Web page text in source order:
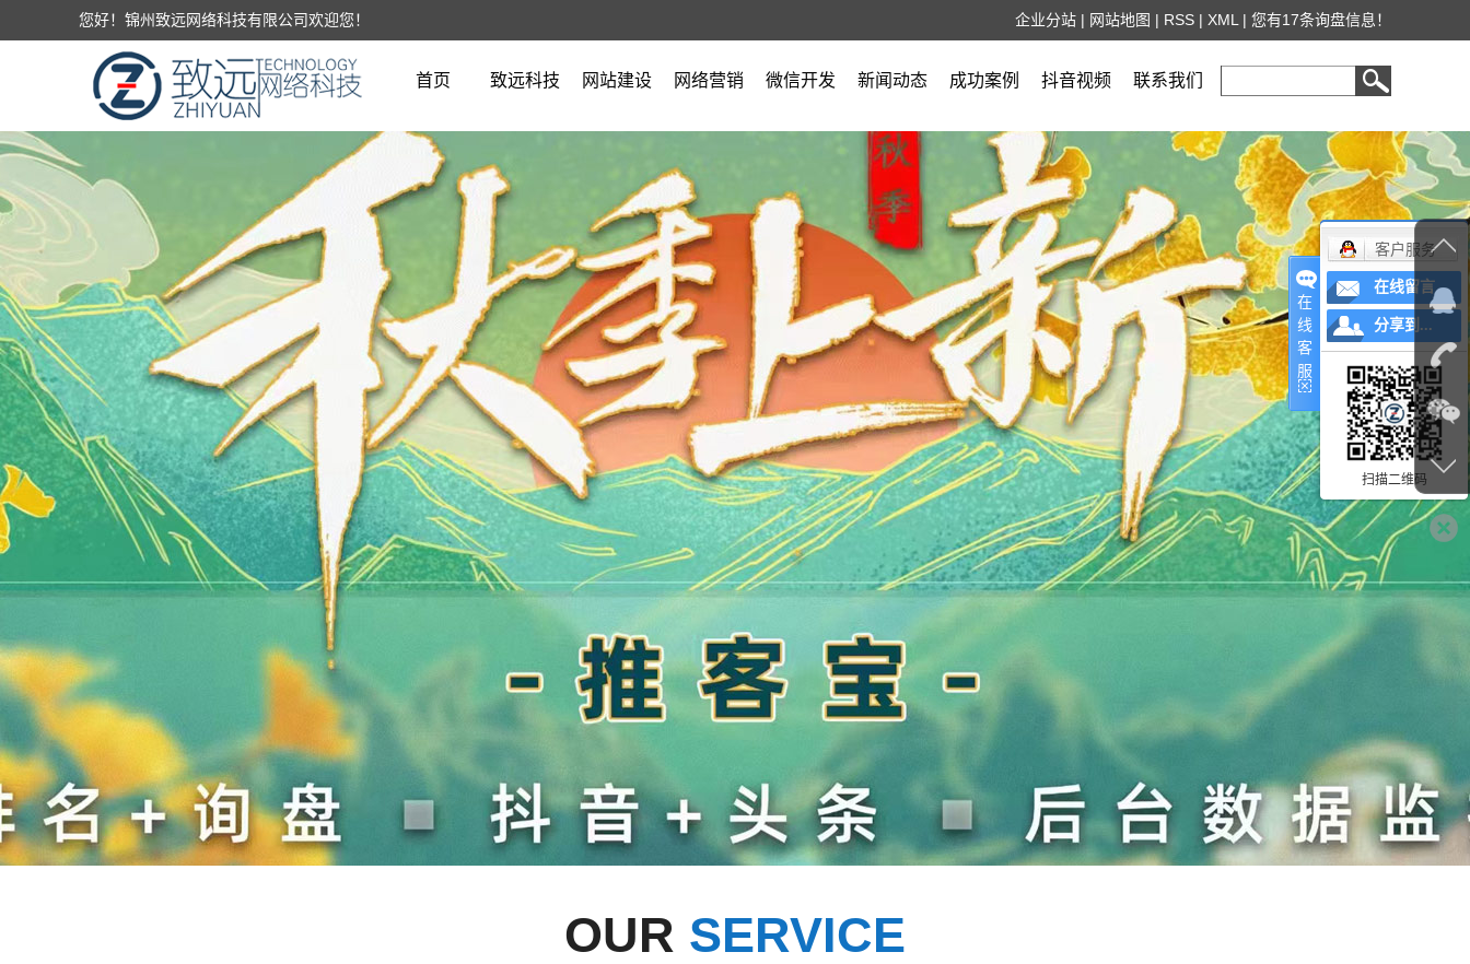
您好！锦州致远网络科技有限公司欢迎您！ 企业分站 | 网站地图 | RSS | XML | 您有17条询盘信息！
首页 致远科技
公司简介
营业执照
网站建设 网络营销 微信开发 新闻动态
公司新闻
成功案例 抖音视频 联系我们
OUR SERVICE
在
线
客
服
客户服务
在线留言
分享到...
扫描二维码